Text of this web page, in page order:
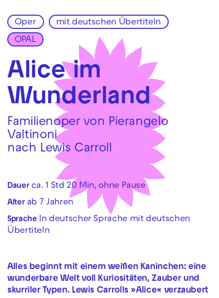
Zur Hauptnavigation springen
Zum Hauptinhalt springen Zum Footer springen
Oper mit deutschen Übertiteln
OPAL
Alice im
Wunderland
Familienoper von Pierangelo
Valtinoni
nach Lewis Carroll
Dauer ca. 1 Std 20 Min, ohne Pause
Alter ab 7 Jahren
Sprache In deutscher Sprache mit deutschen
Übertiteln
Alles beginnt mit einem weißen Kaninchen: eine
wunderbare Welt voll Kuriositäten, Zauber und
skurriler Typen. Lewis Carrolls »Alice« verzaubert